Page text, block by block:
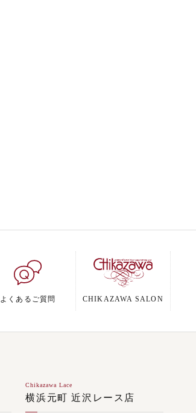
よくあるご質問 CHIKAZAWA SALON
Chikazawa Lace
横浜元町 近沢レース店